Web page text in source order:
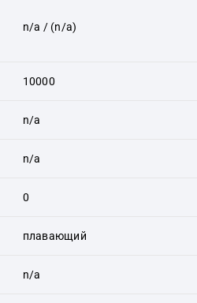
n/a / (n/a)
10000
n/a
n/a
0
плавающий
n/a